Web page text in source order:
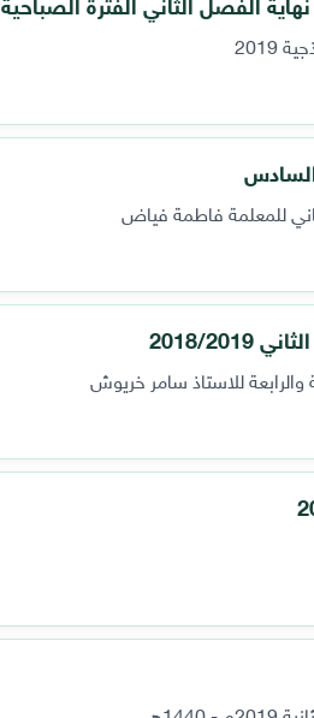
للمعلمة فاطمة فياض
2019
والرابعة للاستاذ سامر خريوش